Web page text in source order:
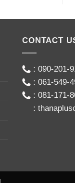
CONTACT
: 090-201-
: 061-549-
: 081-171-
: